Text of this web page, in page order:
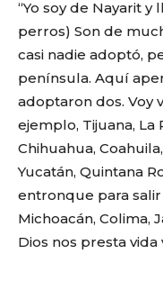
“Yo soy de Nayarit y
perros) Son de
casi nadie adoptó,
península. Aquí
adoptaron dos. Voy
ejemplo, Tijuana, La
Chihuahua,
Yucatán, Quintana
entronque para salir
Michoacán, Colima,
Dios nos presta